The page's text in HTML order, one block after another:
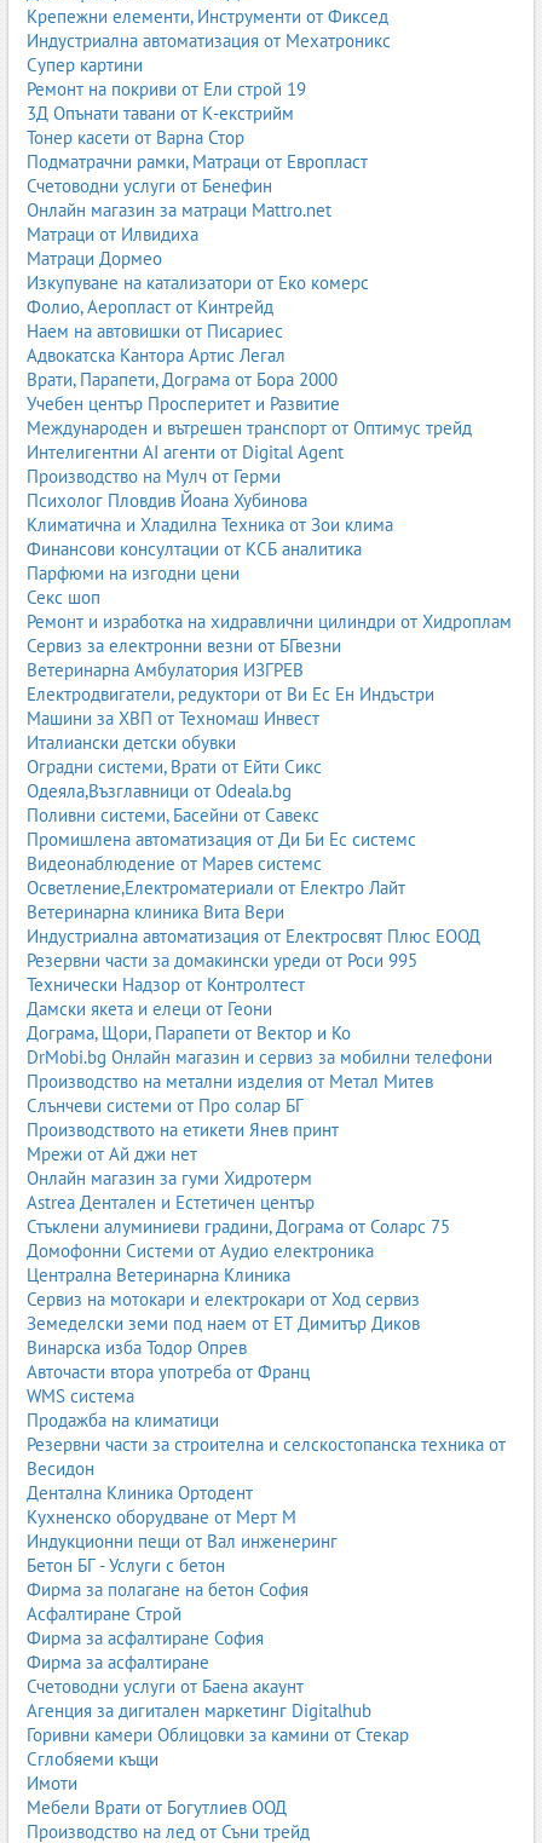
Крепежни елементи, Инструменти от Фиксед
Индустриална автоматизация от Мехатроникс
Супер картини
Ремонт на покриви от Ели строй 19
3Д Опънати тавани от К-екстрийм
Тонер касети от Варна Стор
Подматрачни рамки, Матраци от Европласт
Счетоводни услуги от Бенефин
Онлайн магазин за матраци Mattro.net
Матраци от Илвидиха
Матраци Дормео
Изкупуване на катализатори от Еко комерс
Фолио, Аеропласт от Кинтрейд
Наем на автовишки от Писариес
Адвокатска Кантора Артис Легал
Врати, Парапети, Дограма от Бора 2000
Учебен център Просперитет и Развитие
Международен и вътрешен транспорт от Оптимус трейд
Интелигентни AI агенти от Digital Agent
Производство на Мулч от Герми
Психолог Пловдив Йоана Хубинова
Климатична и Хладилна Техника от Зои клима
Финансови консултации от КСБ аналитика
Парфюми на изгодни цени
Секс шоп
Ремонт и изработка на хидравлични цилиндри от Хидроплам
Сервиз за електронни везни от БГвезни
Ветеринарна Амбулатория ИЗГРЕВ
Електродвигатели, редуктори от Ви Ес Ен Индъстри
Машини за ХВП от Техномаш Инвест
Италиански детски обувки
Оградни системи, Врати от Ейти Сикс
Одеяла,Възглавници от Odeala.bg
Поливни системи, Басейни от Савекс
Промишлена автоматизация от Ди Би Ес системс
Видеонаблюдение от Марев системс
Осветление,Електроматериали от Електро Лайт
Ветеринарна клиника Вита Вери
Индустриална автоматизация от Електросвят Плюс ЕООД
Резервни части за домакински уреди от Роси 995
Технически Надзор от Контролтест
Дамски якета и елеци от Геони
Дограма, Щори, Парапети от Вектор и Ко
DrMobi.bg Онлайн магазин и сервиз за мобилни телефони
Производство на метални изделия от Метал Митев
Слънчеви системи от Про солар БГ
Производството на етикети Янев принт
Мрежи от Ай джи нет
Онлайн магазин за гуми Хидротерм
Astrea Дентален и Естетичен център
Стъклени алуминиеви градини, Дограма от Соларс 75
Домофонни Системи от Аудио електроника
Централна Ветеринарна Клиника
Сервиз на мотокари и електрокари от Ход сервиз
Земеделски земи под наем от ЕТ Димитър Диков
Винарска изба Тодор Опрев
Авточасти втора употреба от Франц
WMS система
Продажба на климатици
Резервни части за строителна и селскостопанска техника от
Весидон
Дентална Клиника Ортодент
Кухненско оборудване от Мерт М
Индукционни пещи от Вал инженеринг
Бетон БГ - Услуги с бетон
Фирма за полагане на бетон София
Асфалтиране Строй
Фирма за асфалтиране София
Фирма за асфалтиране
Счетоводни услуги от Баена акаунт
Агенция за дигитален маркетинг Digitalhub
Горивни камери Облицовки за камини от Стекар
Сглобяеми къщи
Имоти
Мебели Врати от Богутлиев ООД
Производство на лед от Съни трейд